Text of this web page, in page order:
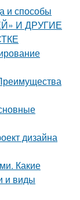
и способы
И ДРУГИЕ
дизайна
Какие
и виды